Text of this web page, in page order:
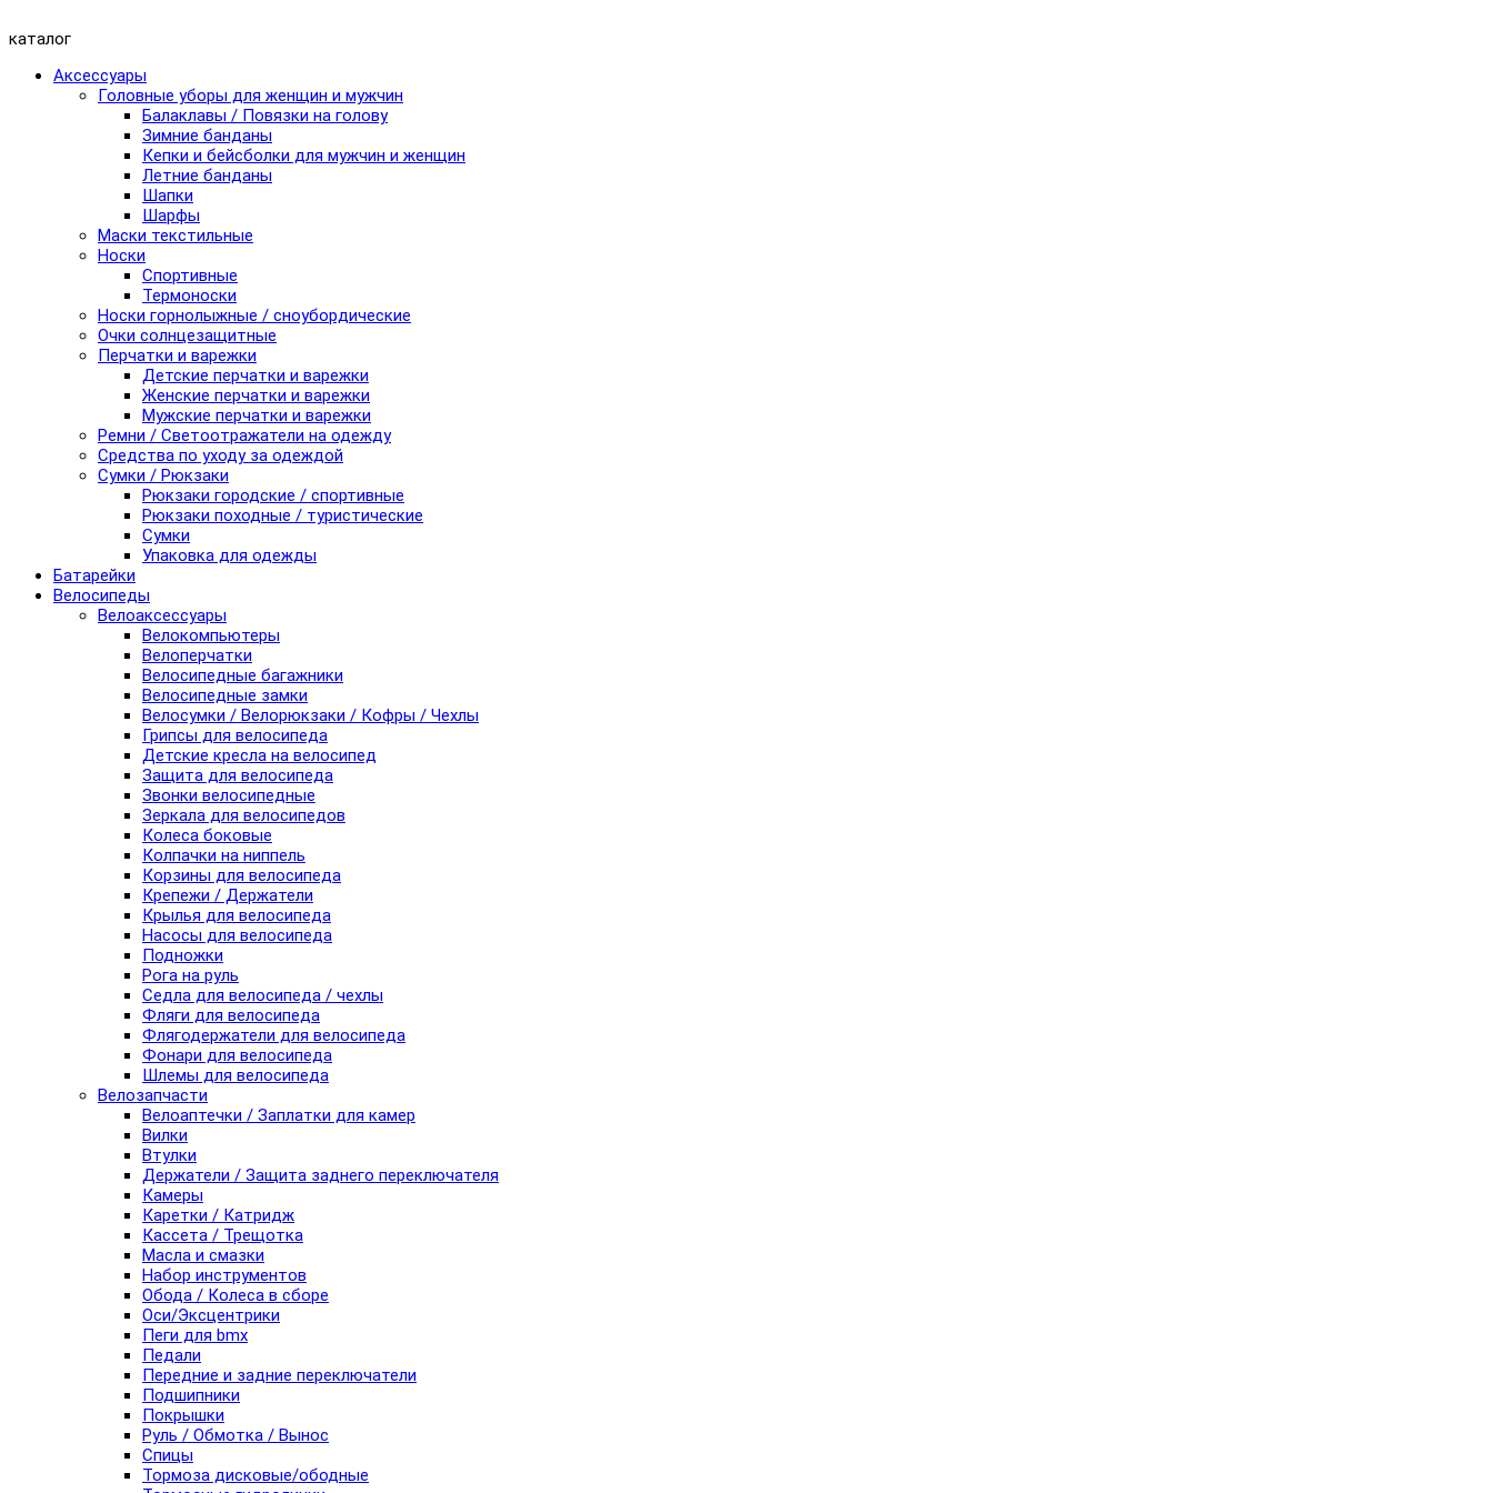
каталог
Аксессуары
Головные уборы для женщин и мужчин
Балаклавы / Повязки на голову
Зимние банданы
Кепки и бейсболки для мужчин и женщин
Летние банданы
Шапки
Шарфы
Маски текстильные
Носки
Спортивные
Термоноски
Носки горнолыжные / сноубордические
Очки солнцезащитные
Перчатки и варежки
Детские перчатки и варежки
Женские перчатки и варежки
Мужские перчатки и варежки
Ремни / Светоотражатели на одежду
Средства по уходу за одеждой
Сумки / Рюкзаки
Рюкзаки городские / спортивные
Рюкзаки походные / туристические
Сумки
Упаковка для одежды
Батарейки
Велосипеды
Велоаксессуары
Велокомпьютеры
Велоперчатки
Велосипедные багажники
Велосипедные замки
Велосумки / Велорюкзаки / Кофры / Чехлы
Грипсы для велосипеда
Детские кресла на велосипед
Защита для велосипеда
Звонки велосипедные
Зеркала для велосипедов
Колеса боковые
Колпачки на ниппель
Корзины для велосипеда
Крепежи / Держатели
Крылья для велосипеда
Насосы для велосипеда
Подножки
Рога на руль
Седла для велосипеда / чехлы
Фляги для велосипеда
Флягодержатели для велосипеда
Фонари для велосипеда
Шлемы для велосипеда
Велозапчасти
Велоаптечки / Заплатки для камер
Вилки
Втулки
Держатели / Защита заднего переключателя
Камеры
Каретки / Катридж
Кассета / Трещотка
Масла и смазки
Набор инструментов
Обода / Колеса в сборе
Оси/Эксцентрики
Пеги для bmx
Педали
Передние и задние переключатели
Подшипники
Покрышки
Руль / Обмотка / Вынос
Спицы
Тормоза дисковые/ободные